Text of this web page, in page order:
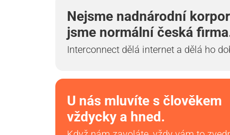
Nejsme nadnárodní
jsme normální česká
Interconnect dělá internet a dělá ho
U nás mluvíte s člověkem
vždycky a hned.